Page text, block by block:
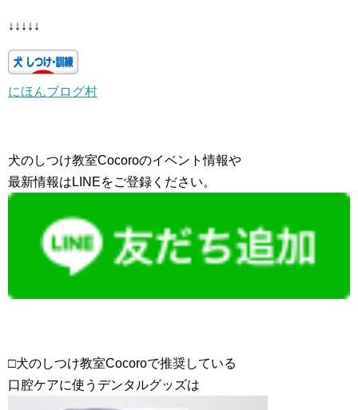
↓↓↓↓↓
にほんブログ村
犬のしつけ教室Cocoroのイベント情報や
最新情報はLINEをご登録ください。
□犬のしつけ教室Cocoroで推奨している
口腔ケアに使うデンタルグッズは